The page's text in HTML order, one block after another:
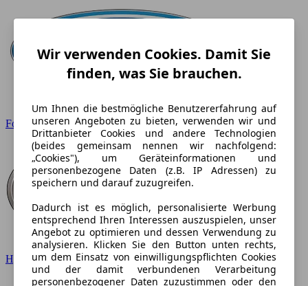
Ford
Hyundai
Wir verwenden Cookies. Damit Sie
finden, was Sie brauchen.
Um Ihnen die bestmögliche Benutzererfahrung auf
unseren Angeboten zu bieten, verwenden wir und
Drittanbieter Cookies und andere Technologien
(beides gemeinsam nennen wir nachfolgend:
„Cookies"), um Geräteinformationen und
personenbezogene Daten (z.B. IP Adressen) zu
speichern und darauf zuzugreifen.
Dadurch ist es möglich, personalisierte Werbung
entsprechend Ihren Interessen auszuspielen, unser
Angebot zu optimieren und dessen Verwendung zu
analysieren. Klicken Sie den Button unten rechts,
um dem Einsatz von einwilligungspflichten Cookies
und der damit verbundenen Verarbeitung
personenbezogener Daten zuzustimmen oder den